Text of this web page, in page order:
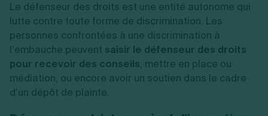
Le défenseur des droits est une entité autonome qui
lutte contre toute forme de discrimination. Les
personnes confrontées à une discrimination à
l’embauche peuvent saisir le défenseur des droits
pour recevoir des conseils, mettre en place ou
médiation, ou encore avoir un soutien dans le cadre
d’un dépôt de plainte.